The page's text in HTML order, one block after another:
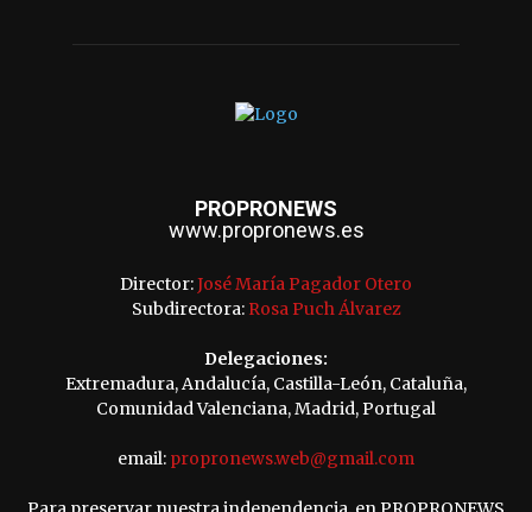
PROPRONEWS
www.propronews.es
Director:José María Pagador Otero
Subdirectora: Rosa Puch Álvarez
Delegaciones:
Extremadura, Andalucía, Castilla-León, Cataluña,
Comunidad Valenciana, Madrid, Portugal
email: propronews.web@gmail.com